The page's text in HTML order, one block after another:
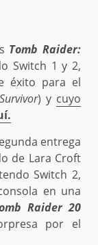
Tomb Raider:
Switch 1 y 2,
éxito para el
Survivor) y cuyo
entrega
de Lara Croft
Switch 2,
en una
Raider 20
por el